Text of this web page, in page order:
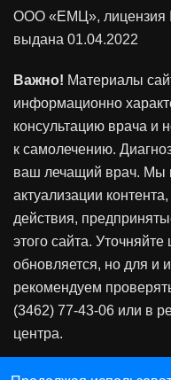
ООО «ЕМЦ», лицензия
выдана 01.04.2022
Важно! Материалы
информационно
консультацию врача и
к самолечению.
ваш лечащий врач. Мы
актуализации
действия,
этого сайта.
обновляется, но для и
рекомендуем
(3462) 77-43-06 или в
центра.